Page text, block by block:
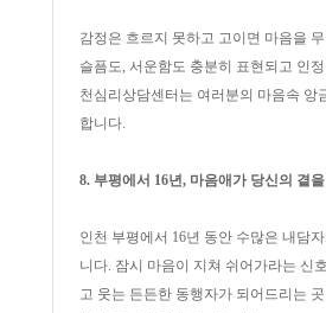
감정은 흐르지 못하고 고이면 마음을
슬픔도, 서운함도 충분히 표현되고 인
천심리상담센터는 여러분의 마음속 앙
합니다.
8. 부평에서 16년, 마음애가 당신의 곁
인천 부평에서 16년 동안 수많은 내담
니다. 잠시 마음이 지쳐 쉬어가라는 신
고 웃는 든든한 동행자가 되어드리는